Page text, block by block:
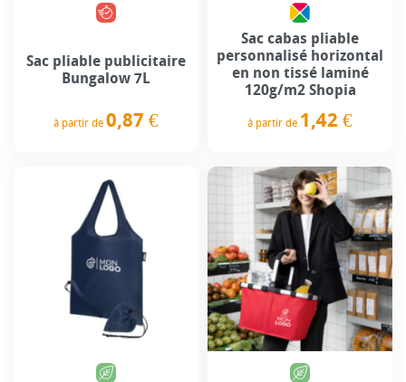
Sac pliable publicitaire
Bungalow 7L
à partir de 0,87 €
Sac cabas pliable
personnalisé horizontal
en non tissé laminé
120g/m2 Shopia
à partir de 1,42 €